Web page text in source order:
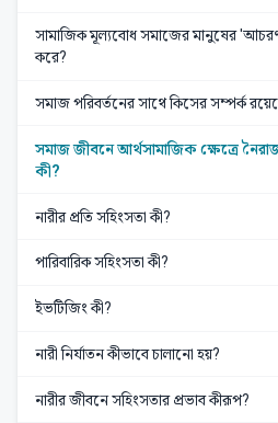
সামাজিক মূল্যবোধ সমাজের মানুষের 'আচরণ
করে?
সমাজ পরিবর্তনের সাথে কিসের সম্পর্ক
সমাজ জীবনে আর্থসামাজিক ক্ষেত্রে
কী?
নারীর প্রতি সহিংসতা কী?
পারিবারিক সহিংসতা কী?
ইভটিজিং কী?
নারী নির্যাতন কীভাবে চালানো হয়?
নারীর জীবনে সহিংসতার প্রভাব কীরূপ?